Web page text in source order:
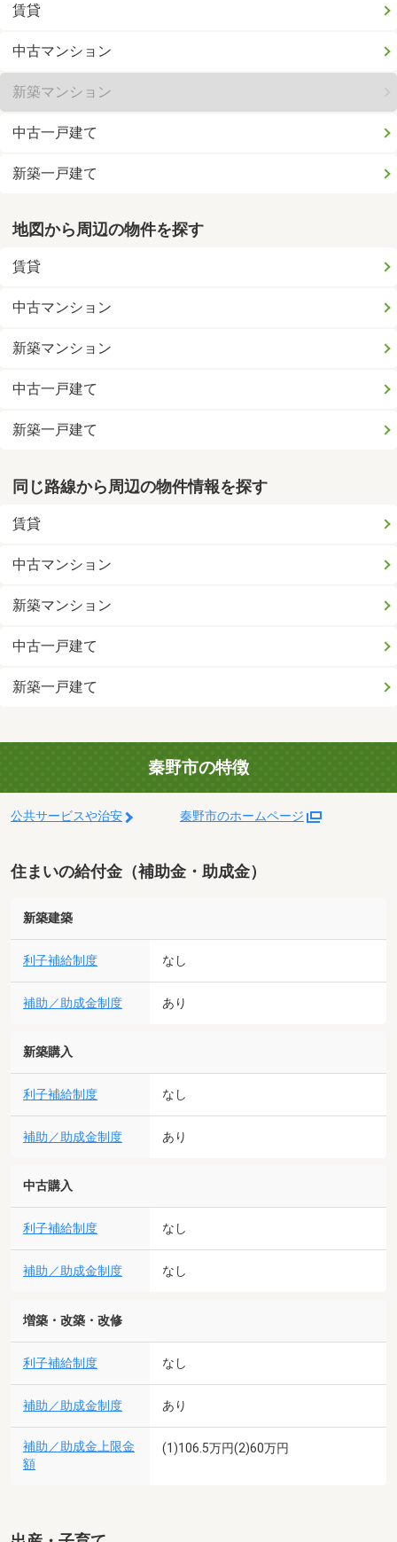
賃貸
中古マンション
新築マンション
中古一戸建て
新築一戸建て
地図から周辺の物件を探す
賃貸
中古マンション
新築マンション
中古一戸建て
新築一戸建て
同じ路線から周辺の物件情報を探す
賃貸
中古マンション
新築マンション
中古一戸建て
新築一戸建て
秦野市の特徴
公共サービスや治安 秦野市のホームページ
住まいの給付金（補助金・助成金）
新築建築
利子補給制度 なし
補助／助成金制度 あり
新築購入
利子補給制度 なし
補助／助成金制度 あり
中古購入
利子補給制度 なし
補助／助成金制度 なし
増築・改築・改修
利子補給制度 なし
補助／助成金制度 あり
補助／助成金上限金
額
(1)106.5万円(2)60万円